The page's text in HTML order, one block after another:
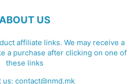
ABOUT US
affiliate links. We may receive a
a purchase after clicking on one of
these links
us: contact@nmd.mk